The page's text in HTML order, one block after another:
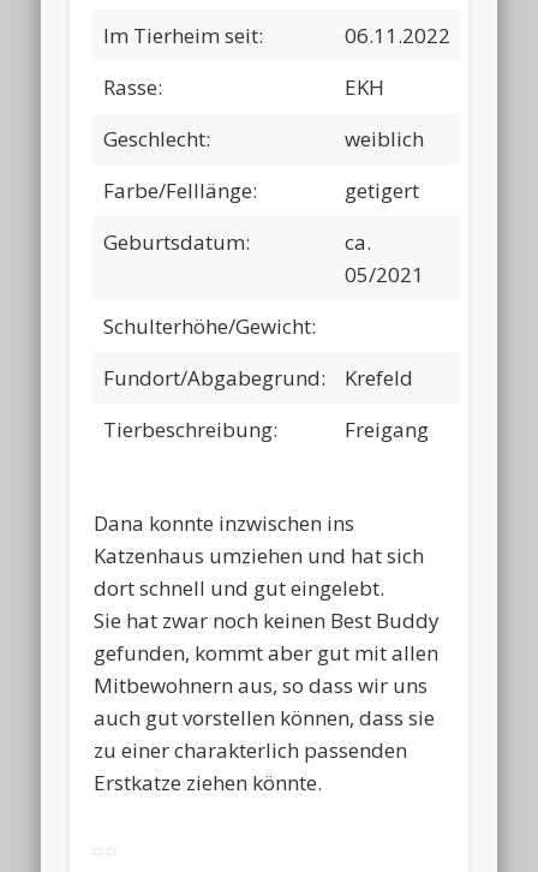
Im Tierheim seit:
06.11.2022
Rasse:
EKH
Geschlecht:
weiblich
Farbe/Felllänge:
getigert
Geburtsdatum:
ca.
05/2021
Schulterhöhe/Gewicht:
Fundort/Abgabegrund:
Krefeld
Tierbeschreibung:
Freigang
Dana konnte inzwischen ins
Katzenhaus umziehen und hat sich
dort schnell und gut eingelebt.
Sie hat zwar noch keinen Best Buddy
gefunden, kommt aber gut mit allen
Mitbewohnern aus, so dass wir uns
auch gut vorstellen können, dass sie
zu einer charakterlich passenden
Erstkatze ziehen könnte.